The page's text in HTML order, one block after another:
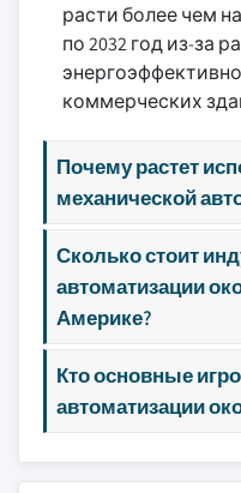
расти более чем на
по 2032 год из-за
коммерческих
Почему растет
механической
Сколько стоит
автоматизации
Америке?
Кто основные
автоматизации